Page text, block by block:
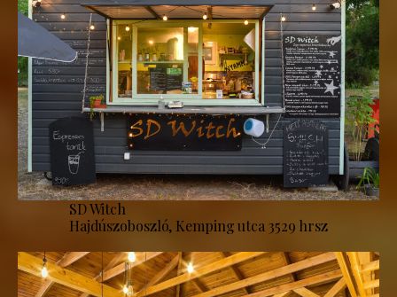
SD Witch
Hajdúszoboszló, Kemping utca 3529 hrsz